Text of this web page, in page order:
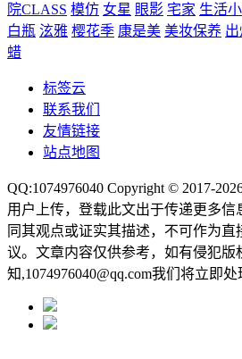
院CLASS 模仿 女星 眼影 宅家 生活
白瓶 泫雅 樱花季 康是美 美妆保养 出
蜡
标签云
联系我们
友情链接
站点地图
QQ:1074976040 Copyright © 2017-
用户上传，登载此文出于传递更多
同其观点或证实其描述，不可作为
议。文章内容仅供参考，如有侵犯版
知,1074976040@qq.com我们将立即处